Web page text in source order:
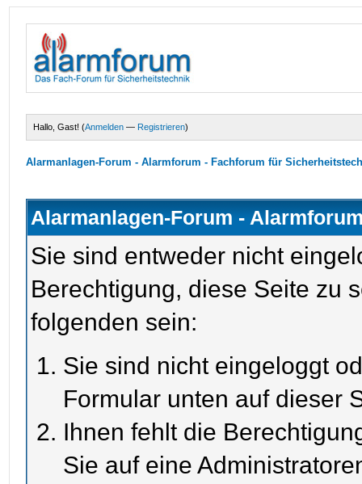
Hallo, Gast! (Anmelden — Registrieren)
Alarmanlagen-Forum - Alarmforum - Fachforum für
Alarmanlagen-Forum -
Sie sind entweder nicht
Berechtigung, diese Seite zu
folgenden sein:
Sie sind nicht eingeloggt
Formular unten auf dieser
Ihnen fehlt die
Sie auf eine